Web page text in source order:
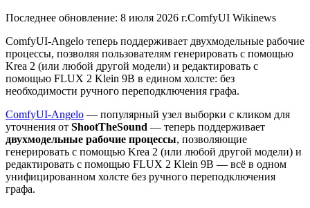
Последнее обновление: 8 июля 2026 г.ComfyUI Wikinews
ComfyUI-Angelo теперь поддерживает двухмодельные рабочие
процессы, позволяя пользователям генерировать с помощью
Krea 2 (или любой другой модели) и редактировать с
помощью FLUX 2 Klein 9B в едином холсте: без
необходимости ручного переподключения графа.
ComfyUI-Angelo — популярный узел выборки с кликом для
уточнения от ShootTheSound — теперь поддерживает
двухмодельные рабочие процессы, позволяющие
генерировать с помощью Krea 2 (или любой другой модели) и
редактировать с помощью FLUX 2 Klein 9B — всё в одном
унифицированном холсте без ручного переподключения
графа.